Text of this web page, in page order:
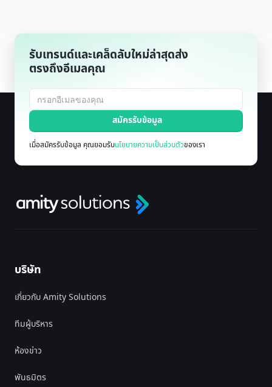
รับเทรนด์และเคล็ดลับใหม่ล่าสุดส่ง
ตรงถึงอีเมลคุณ
เมื่อสมัครรับข้อมูล คุณยอมรับนโยบายความเป็นส่วนตัวของเรา
บริษัท
เกี่ยวกับ Amity Solutions
ทีมผู้บริหาร
ห้องข่าว
พันธมิตร